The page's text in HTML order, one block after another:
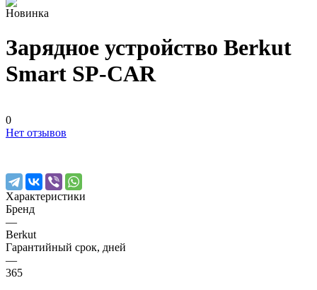
Новинка
Зарядное устройство Berkut
Smart SP-CAR
0
Нет отзывов
Характеристики
Бренд
—
Berkut
Гарантийный срок, дней
—
365